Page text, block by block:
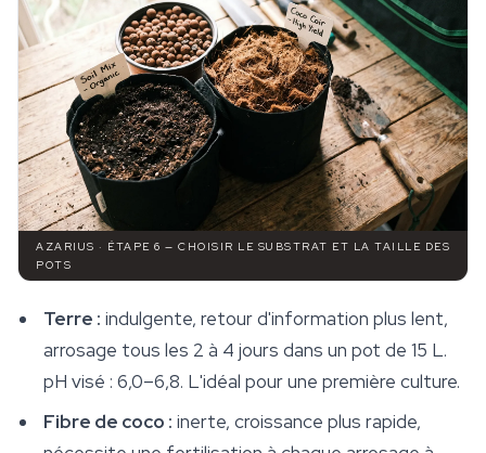
AZARIUS · ÉTAPE 6 — CHOISIR LE SUBSTRAT ET LA TAILLE DES
POTS
Terre : indulgente, retour d'information plus lent,
arrosage tous les 2 à 4 jours dans un pot de 15 L.
pH visé : 6,0–6,8. L'idéal pour une première culture.
Fibre de coco : inerte, croissance plus rapide,